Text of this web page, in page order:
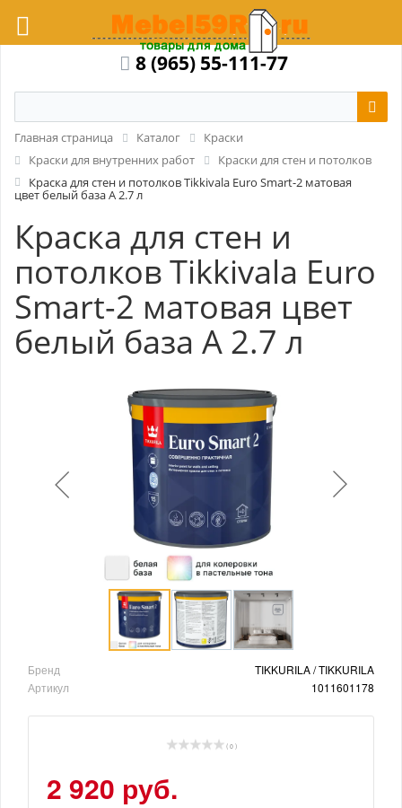
8 (965) 55-111-77
Главная страница Каталог
Краски
Краски для внутренних работ
Краски для стен и потолков
Краска для стен и потолков Tikkivala Euro Smart-2 матовая
цвет белый база А 2.7 л
Краска для стен и
потолков Tikkivala Euro
Smart-2 матовая цвет
белый база А 2.7 л
Бренд
TIKKURILA / TIKKURILA
Артикул
1011601178
( 0 )
2 920 руб.